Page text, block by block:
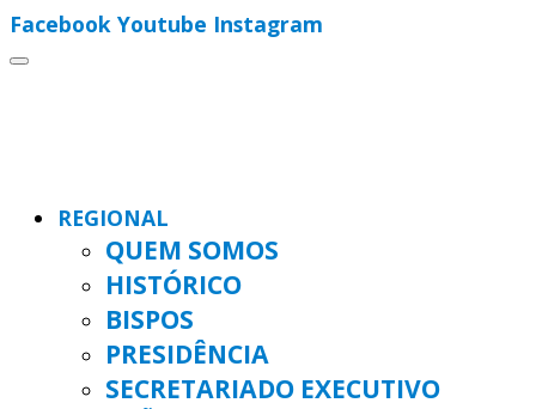
Facebook Youtube Instagram
REGIONAL
QUEM SOMOS
HISTÓRICO
BISPOS
PRESIDÊNCIA
SECRETARIADO EXECUTIVO